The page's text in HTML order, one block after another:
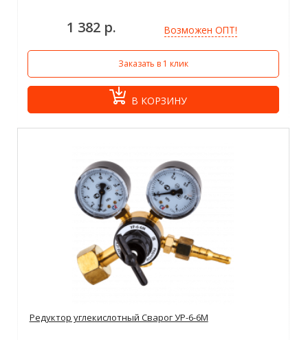
1 382 р. Возможен ОПТ!
Заказать в 1 клик
В КОРЗИНУ
Редуктор углекислотный Сварог УР-6-6М